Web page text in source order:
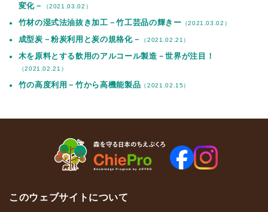
変化－
（2021.03.02）
竹材の湿式法油抜き加工－竹工芸品の輝きー （2021.03.02）
成型炭－粉炭利用と炭の規格化－ （2021.02.21）
木を原料とする飲用のアルコール製造－世界が注目！
（2021.02.21）
竹の高度利用－竹から高機能製品 （2021.02.15）
このウェブサイトについて